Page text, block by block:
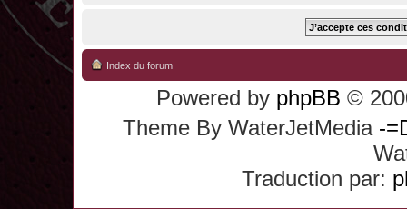
Index du forum
Powered by phpBB ©
Theme By WaterJetMedia -
Traduction par: